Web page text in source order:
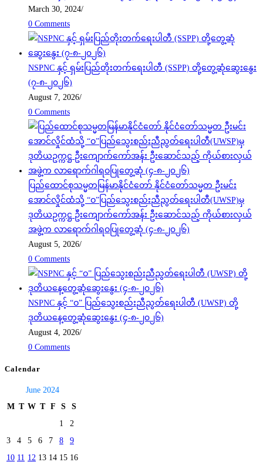
March 30, 2024/
0 Comments
NSPNC နှင့် ရှမ်းပြည်တိုးတက်ရေးပါတီ (SSPP) တို့တွေ့ဆုံဆွေးနွေး
(၇-၈-၂၀၂၆)
August 7, 2026/
0 Comments
ပြည်ထောင်စုသမ္မတမြန်မာနိုင်ငံတော် နိုင်ငံတော်သမ္မတ ဦးမင်း
အောင်လှိုင်ထံသို့ “ဝ”ပြည်သွေးစည်းညီညွတ်ရေးပါတီ(UWSP)မှ
ဒုတိယဥက္ကဋ္ဌ ဦးကျောက်ကော်အန်း ဦးဆောင်သည့် ကိုယ်စားလှယ်
အဖွဲ့က လာရောက်ဂါရဝပြုတွေ့ဆုံ (၄-၈-၂၀၂၆)
August 5, 2026/
0 Comments
NSPNC နှင့် “ဝ” ပြည်သွေးစည်းညီညွတ်ရေးပါတီ (UWSP) တို့
ဒုတိယနေ့တွေ့ဆုံဆွေးနွေး (၄-၈-၂၀၂၆)
August 4, 2026/
0 Comments
Calendar
June 2024
M T W T F S
S
1
2
3
4 5 6 7 8
9
10 11 12 13 14 15 16